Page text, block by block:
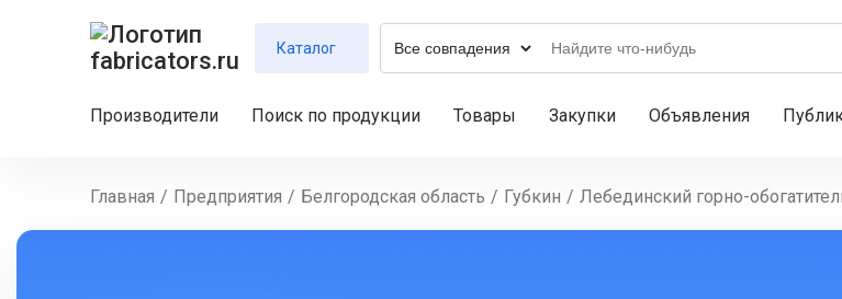
Каталог
Производители Поиск по продукции Товары Закупки Объявления
Главная / Предприятия / Белгородская область / Губкин / Лебединский горно-